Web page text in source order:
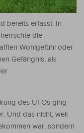
bereits erfasst. In
die
Wohlgefühl oder
Gefängnis, als
des UFOs ging
Und das nicht, weil
war, sondern